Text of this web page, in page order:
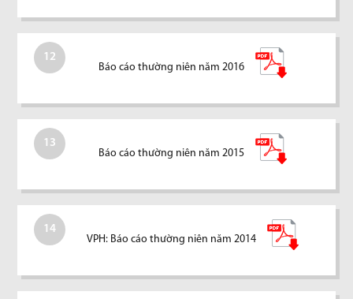
12
Báo cáo thường niên năm 2016
13
Báo cáo thường niên năm 2015
14
VPH: Báo cáo thường niên năm 2014